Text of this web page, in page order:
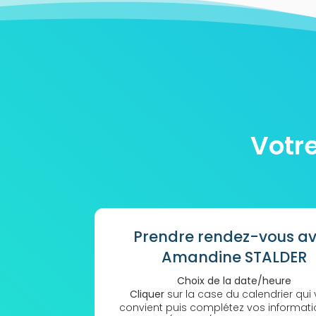
Prendre rendez-vous
Amandine STALDER
Choix de la date/heure
Cliquersur la case du calendrier qui
convient puis complétez vos